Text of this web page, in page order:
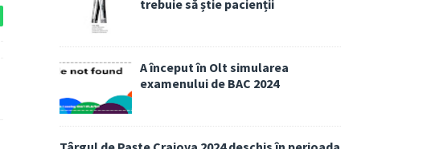
trebuie să știe pacienții
A început în Olt simularea
examenului de BAC 2024